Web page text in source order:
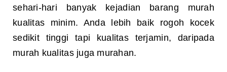
sehari-hari banyak kejadian barang murah
kualitas minim. Anda lebih baik rogoh kocek
sedikit tinggi tapi kualitas terjamin, daripada
murah kualitas juga murahan.